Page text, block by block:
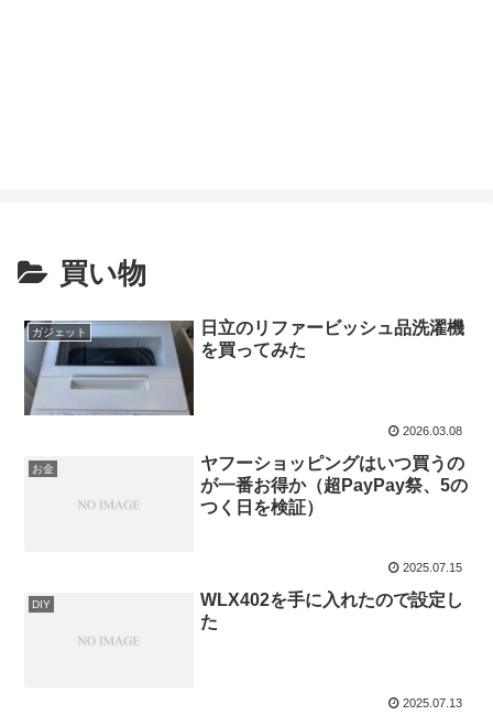
買い物
ガジェット
日立のリファービッシュ品洗濯機
を買ってみた
2026.03.08
お金
ヤフーショッピングはいつ買うの
が一番お得か（超PayPay祭、5の
つく日を検証）
2025.07.15
DIY
WLX402を手に入れたので設定し
た
2025.07.13